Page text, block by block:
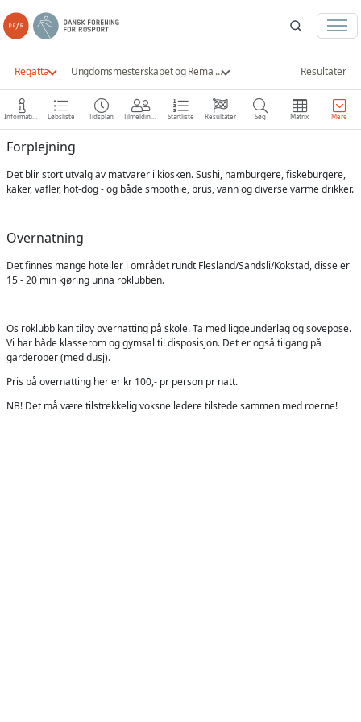
Regatta Ungdomsmesterskapet og Rema 1000 Moberg Cup 2024Resultater
Information Løbsliste Tidsplan Tilmeldinger Startliste Resultater Søg Matrix Mere
Forplejning
Det blir stort utvalg av matvarer i kiosken. Sushi, hamburgere, fiskeburgere,
kaker, vafler, hot-dog - og både smoothie, brus, vann og diverse varme drikker.
Overnatning
Det finnes mange hoteller i området rundt Flesland/Sandsli/Kokstad, disse er
15 - 20 min kjøring unna roklubben.
Os roklubb kan tilby overnatting på skole. Ta med liggeunderlag og sovepose.
Vi har både klasserom og gymsal til disposisjon. Det er også tilgang på
garderober (med dusj).
Pris på overnatting her er kr 100,- pr person pr natt.
NB! Det må være tilstrekkelig voksne ledere tilstede sammen med roerne!